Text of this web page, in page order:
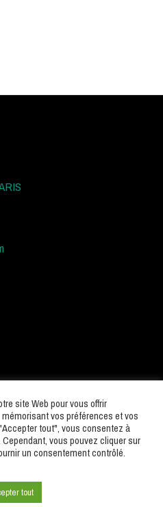
© 2025
site Web pour vous offrir
vos préférences et vos
tout", vous consentez à
vous pouvez cliquer sur
un consentement contrôlé.
tout